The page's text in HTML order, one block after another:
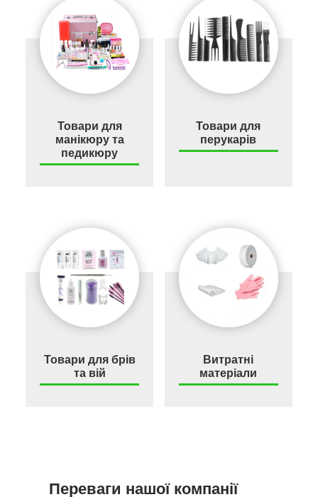
Товари для
манікюру та
педикюру
Товари для
перукарів
Товари для брів
та вій
Витратні
матеріали
Переваги нашої компанії